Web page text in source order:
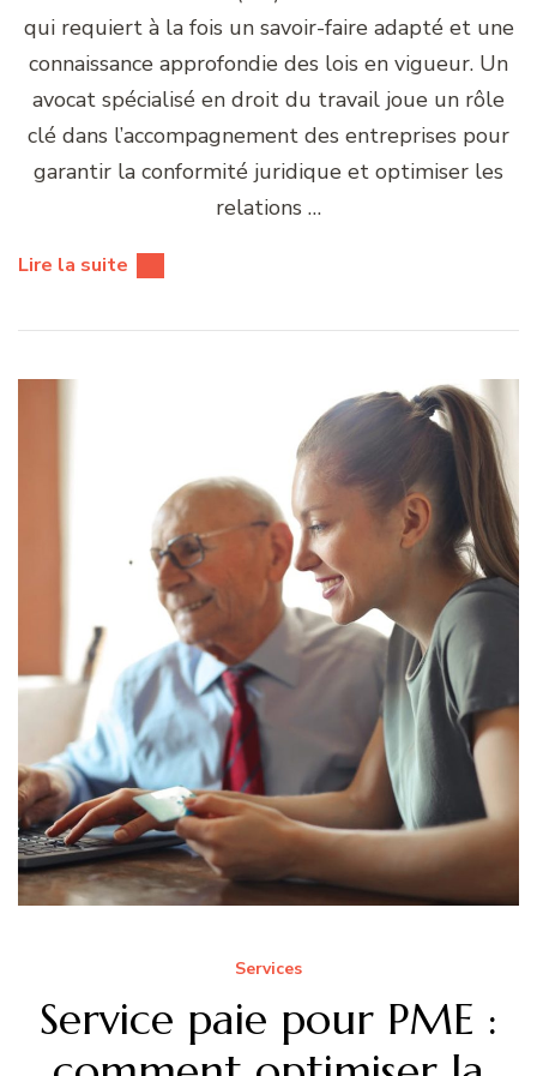
qui requiert à la fois un savoir-faire adapté et une
connaissance approfondie des lois en vigueur. Un
avocat spécialisé en droit du travail joue un rôle
clé dans l’accompagnement des entreprises pour
garantir la conformité juridique et optimiser les
relations …
Lire la suite
Services
Service paie pour PME :